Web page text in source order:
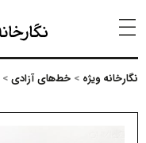
نگارخانه ویژه > خط‌های آزادی >